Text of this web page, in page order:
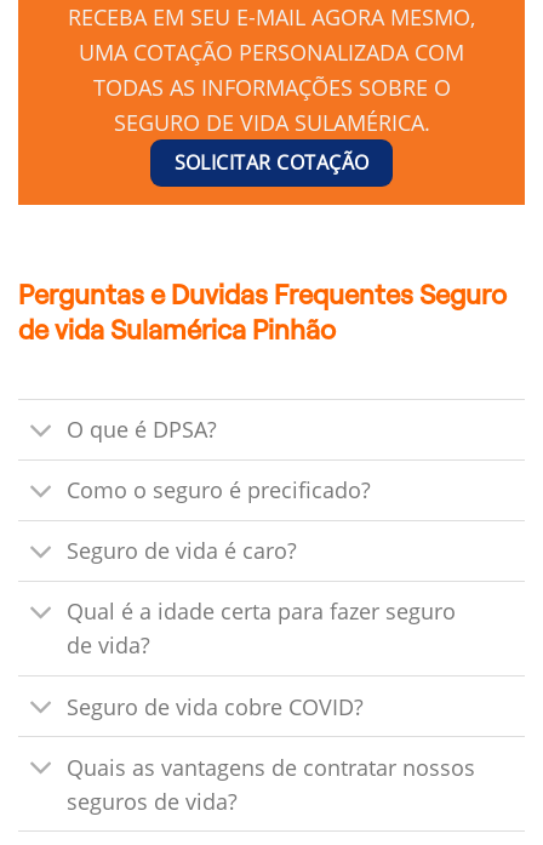
RECEBA EM SEU E-MAIL AGORA MESMO,
UMA COTAÇÃO PERSONALIZADA COM
TODAS AS INFORMAÇÕES SOBRE O
SEGURO DE VIDA SULAMÉRICA.
SOLICITAR COTAÇÃO
Perguntas e Duvidas Frequentes Seguro
de vida Sulamérica Pinhão
O que é DPSA?
Como o seguro é precificado?
Seguro de vida é caro?
Qual é a idade certa para fazer seguro
de vida?
Seguro de vida cobre COVID?
Quais as vantagens de contratar nossos
seguros de vida?